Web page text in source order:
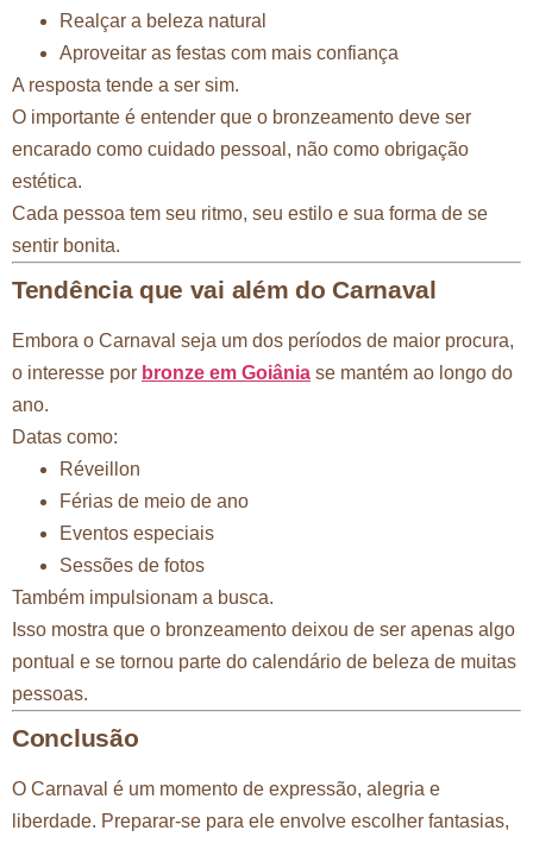
Realçar a beleza natural
Aproveitar as festas com mais confiança
A resposta tende a ser sim.
O importante é entender que o bronzeamento deve ser
encarado como cuidado pessoal, não como obrigação
estética.
Cada pessoa tem seu ritmo, seu estilo e sua forma de se
sentir bonita.
Tendência que vai além do Carnaval
Embora o Carnaval seja um dos períodos de maior procura,
o interesse por bronze em Goiânia se mantém ao longo do
ano.
Datas como:
Réveillon
Férias de meio de ano
Eventos especiais
Sessões de fotos
Também impulsionam a busca.
Isso mostra que o bronzeamento deixou de ser apenas algo
pontual e se tornou parte do calendário de beleza de muitas
pessoas.
Conclusão
O Carnaval é um momento de expressão, alegria e
liberdade. Preparar-se para ele envolve escolher fantasias,